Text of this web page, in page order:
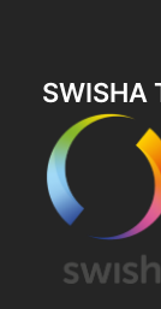
SWISHA